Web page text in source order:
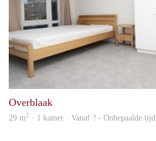
Overblaak
29 m2 · 1 kamer · Vanaf ? - Onbepaalde tijd